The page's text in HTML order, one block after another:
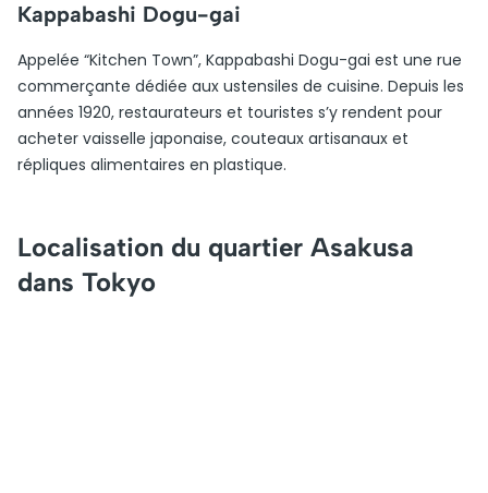
Kappabashi Dogu-gai
Appelée “Kitchen Town”, Kappabashi Dogu-gai est une rue
commerçante dédiée aux ustensiles de cuisine. Depuis les
années 1920, restaurateurs et touristes s’y rendent pour
acheter vaisselle japonaise, couteaux artisanaux et
répliques alimentaires en plastique.
Localisation du quartier Asakusa
dans Tokyo